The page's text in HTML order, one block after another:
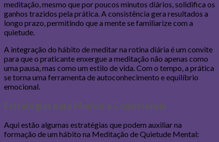
meditação, mesmo que por poucos minutos diários, solidifica os
ganhos trazidos pela prática. A consistência gera resultados a
longo prazo, permitindo que a mente se familiarize com a
quietude.
A integração do hábito de meditar na rotina diária é um convite
para que o praticante enxergue a meditação não apenas como
uma pausa, mas como um estilo de vida. Com o tempo, a prática
se torna uma ferramenta de autoconhecimento e equilíbrio
emocional.
Estratégias para Manter a Consistência
Aqui estão algumas estratégias que podem auxiliar na
formação de um hábito na Meditação de Quietude Mental: